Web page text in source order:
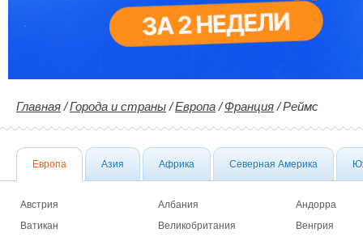
Главная /Города и страны /Европа / Франция /Реймс
Европа Азия Африка Северная Америка
Австрия Албания
Андорра
Ватикан
Великобритания
Венгрия